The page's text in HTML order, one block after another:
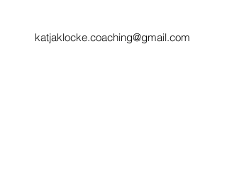
katjaklocke.coaching@gmail.com